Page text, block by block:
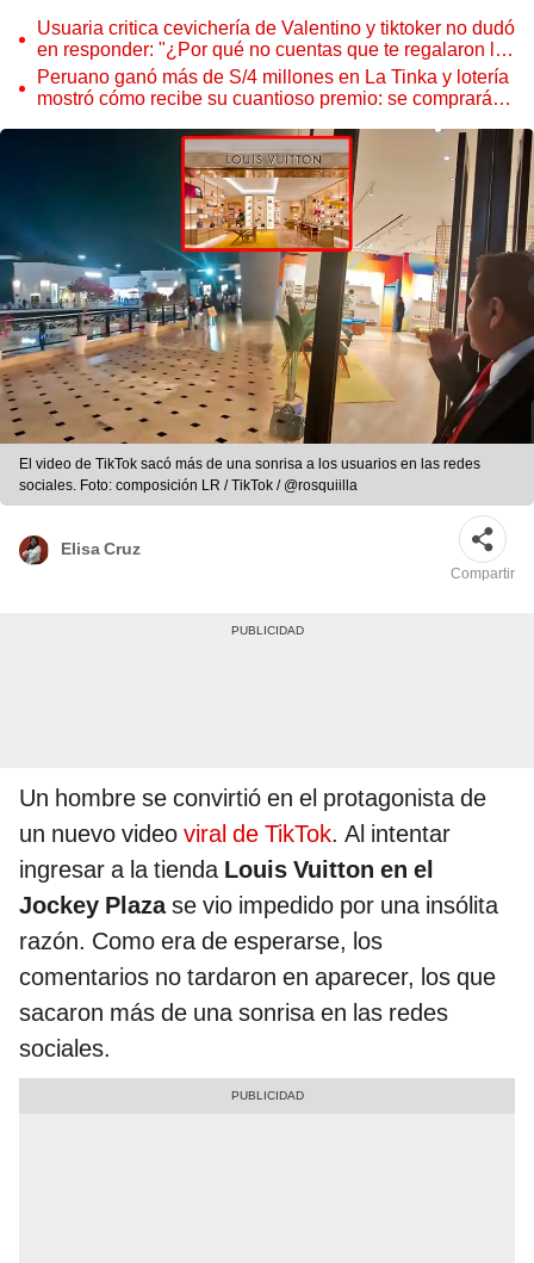
Usuaria critica cevichería de Valentino y tiktoker no dudó
en responder: "¿Por qué no cuentas que te regalaron la
maracuyá?"
Peruano ganó más de S/4 millones en La Tinka y lotería
mostró cómo recibe su cuantioso premio: se comprará
El video de TikTok sacó más de una sonrisa a los usuarios en las redes
sociales. Foto: composición LR / TikTok / @rosquiilla
Elisa Cruz
Compartir
Un hombre se convirtió en el protagonista de
un nuevo video viral de TikTok. Al intentar
ingresar a la tienda Louis Vuitton en el
Jockey Plazase vio impedido por una insólita
razón. Como era de esperarse, los
comentarios no tardaron en aparecer, los que
sacaron más de una sonrisa en las redes
sociales.